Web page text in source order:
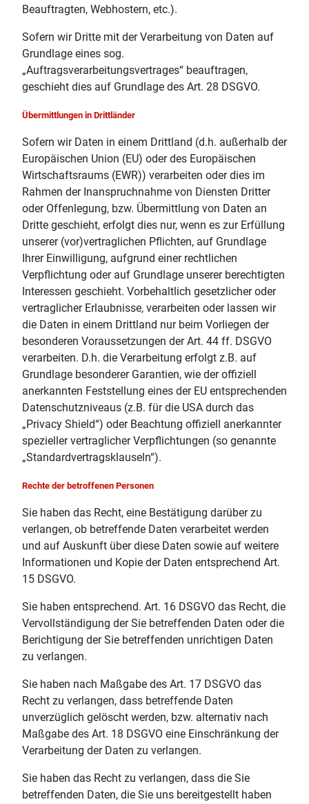
Beauftragten, Webhostern, etc.).
Sofern wir Dritte mit der Verarbeitung von Daten auf
Grundlage eines sog.
„Auftragsverarbeitungsvertrages“ beauftragen,
geschieht dies auf Grundlage des Art. 28 DSGVO.
Übermittlungen in Drittländer
Sofern wir Daten in einem Drittland (d.h. außerhalb der
Europäischen Union (EU) oder des Europäischen
Wirtschaftsraums (EWR)) verarbeiten oder dies im
Rahmen der Inanspruchnahme von Diensten Dritter
oder Offenlegung, bzw. Übermittlung von Daten an
Dritte geschieht, erfolgt dies nur, wenn es zur Erfüllung
unserer (vor)vertraglichen Pflichten, auf Grundlage
Ihrer Einwilligung, aufgrund einer rechtlichen
Verpflichtung oder auf Grundlage unserer berechtigten
Interessen geschieht. Vorbehaltlich gesetzlicher oder
vertraglicher Erlaubnisse, verarbeiten oder lassen wir
die Daten in einem Drittland nur beim Vorliegen der
besonderen Voraussetzungen der Art. 44 ff. DSGVO
verarbeiten. D.h. die Verarbeitung erfolgt z.B. auf
Grundlage besonderer Garantien, wie der offiziell
anerkannten Feststellung eines der EU entsprechenden
Datenschutzniveaus (z.B. für die USA durch das
„Privacy Shield“) oder Beachtung offiziell anerkannter
spezieller vertraglicher Verpflichtungen (so genannte
„Standardvertragsklauseln“).
Rechte der betroffenen Personen
Sie haben das Recht, eine Bestätigung darüber zu
verlangen, ob betreffende Daten verarbeitet werden
und auf Auskunft über diese Daten sowie auf weitere
Informationen und Kopie der Daten entsprechend Art.
15 DSGVO.
Sie haben entsprechend. Art. 16 DSGVO das Recht, die
Vervollständigung der Sie betreffenden Daten oder die
Berichtigung der Sie betreffenden unrichtigen Daten
zu verlangen.
Sie haben nach Maßgabe des Art. 17 DSGVO das
Recht zu verlangen, dass betreffende Daten
unverzüglich gelöscht werden, bzw. alternativ nach
Maßgabe des Art. 18 DSGVO eine Einschränkung der
Verarbeitung der Daten zu verlangen.
Sie haben das Recht zu verlangen, dass die Sie
betreffenden Daten, die Sie uns bereitgestellt haben